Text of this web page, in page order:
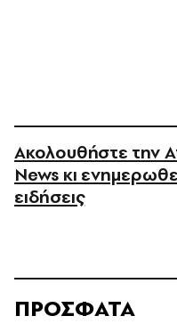
Ακολουθήστε την
News κι
ειδήσεις
ΠΡΟΣΦΑΤΑ